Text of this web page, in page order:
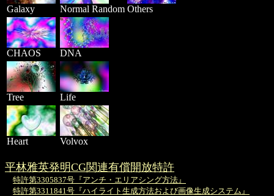
Galaxy Normal Random Others
CHAOS DNA
Tree Life
Heart Volvox
平林雅英発明CG関連有償開放特許
特許第3305837号『アンチ・エリアシング方法』
特許第3311841号『ハイライト生成方法および画像生成システム』